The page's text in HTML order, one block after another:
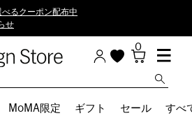
べるクーポン配布中
せ
0
MoMA限定 ギフト セール すべ